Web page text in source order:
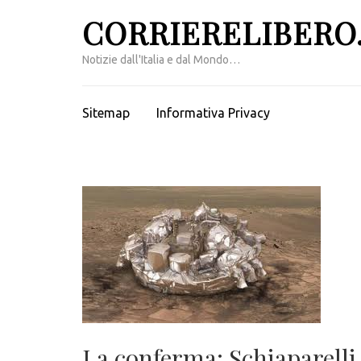
Notizie dall'Italia e dal Mondo…
Sitemap Informativa Privacy